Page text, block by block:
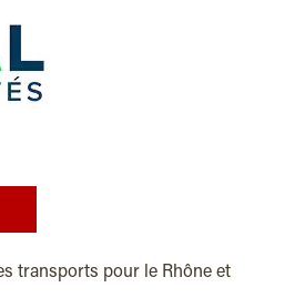
transports pour le Rhône et